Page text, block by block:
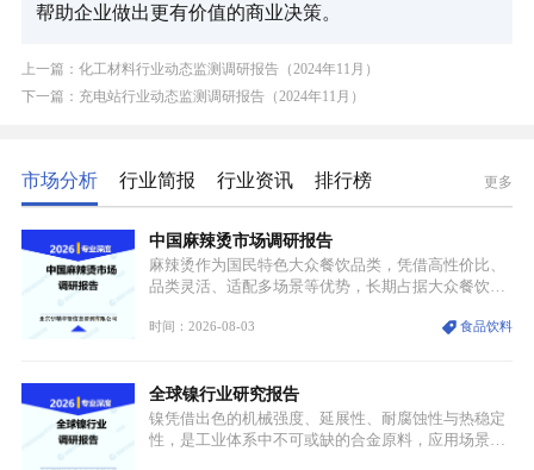
帮助企业做出更有价值的商业决策。
上一篇：化工材料行业动态监测调研报告（2024年11月）
下一篇：充电站行业动态监测调研报告（2024年11月）
市场分析 行业简报 行业资讯 排行榜 更多
中国麻辣烫市场调研报告
麻辣烫作为国民特色大众餐饮品类，凭借高性价比、
品类灵活、适配多场景等优势，长期占据大众餐饮重
型，叠加消费需求升级、线上流量变革、新零售业态
特点，在消费、创业、政策、技术多重驱动下，依旧
具备强劲的发展活力。
时间：2026-08-03 食品饮料
全球镍行业研究报告
镍凭借出色的机械强度、延展性、耐腐蚀性与热稳定
性，是工业体系中不可或缺的合金原料，应用场景横